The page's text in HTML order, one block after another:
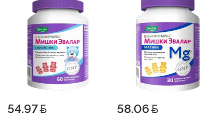
54.97 58.06